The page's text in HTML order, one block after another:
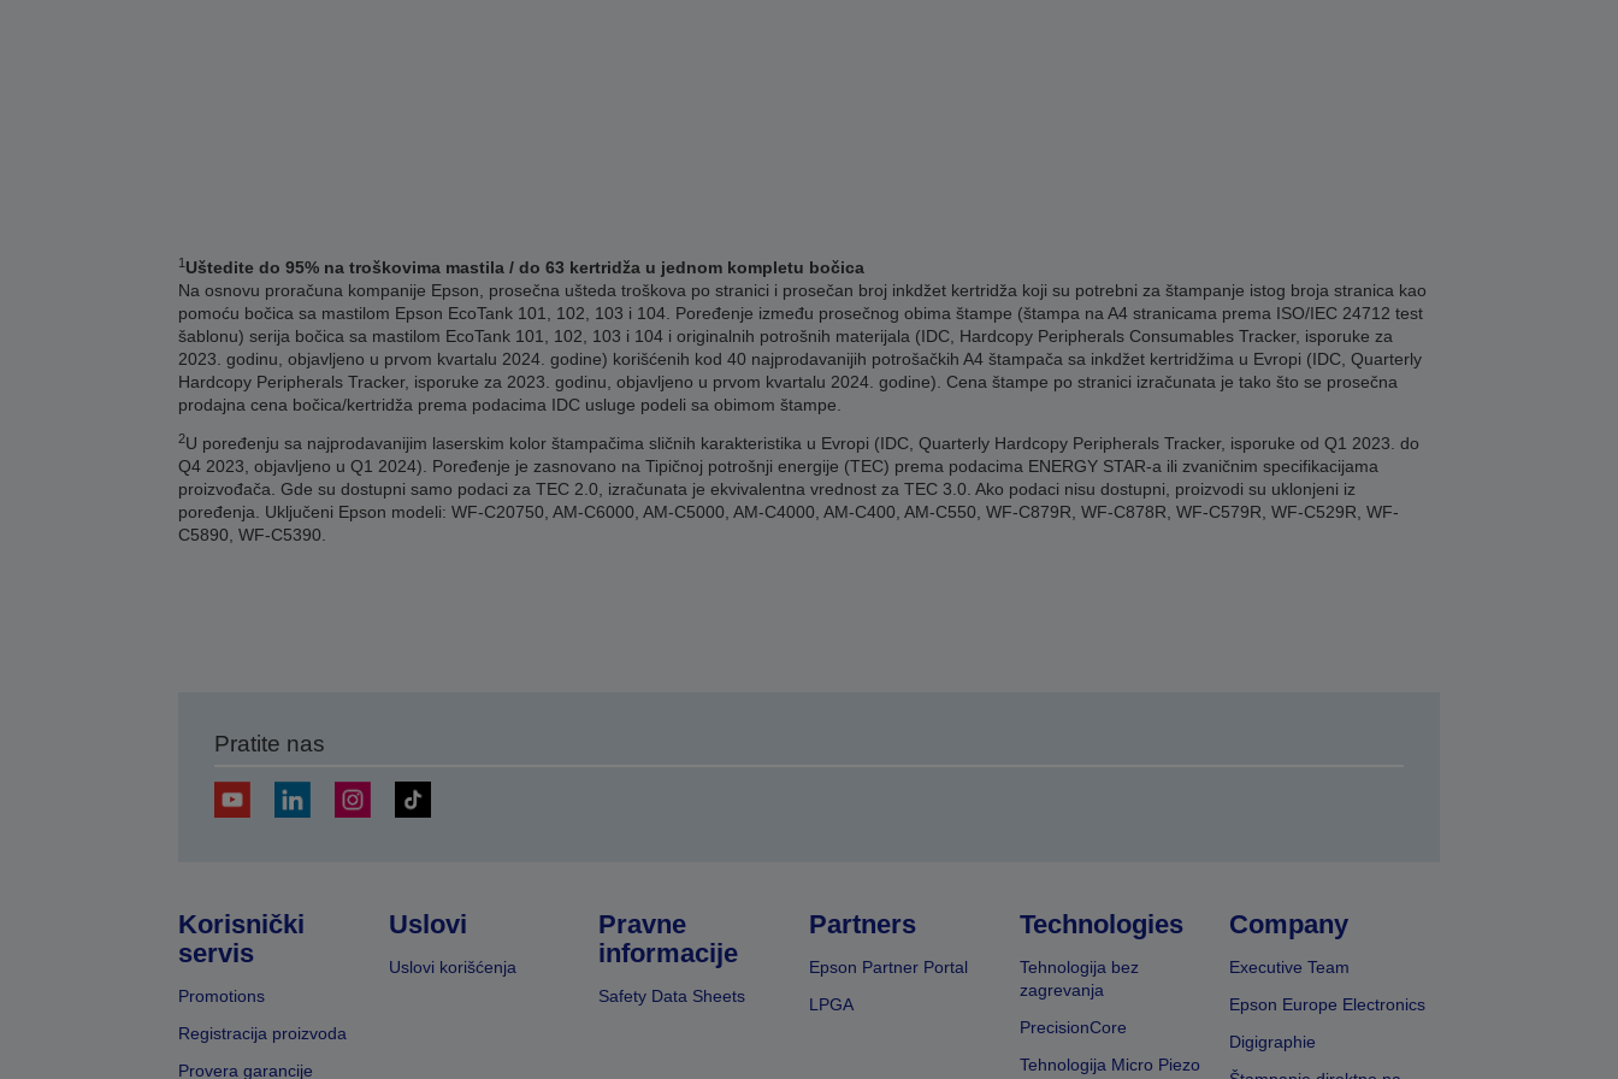
1Uštedite do 95% na troškovima mastila / do 63 kertridža u jednom kompletu bočica
Na osnovu proračuna kompanije Epson, prosečna ušteda troškova po stranici i prosečan broj inkdžet kertridža koji su potrebni za štampanje istog broja stranica kao
pomoću bočica sa mastilom Epson EcoTank 101, 102, 103 i 104. Poređenje između prosečnog obima štampe (štampa na A4 stranicama prema ISO/IEC 24712 test
šablonu) serija bočica sa mastilom EcoTank 101, 102, 103 i 104 i originalnih potrošnih materijala (IDC, Hardcopy Peripherals Consumables Tracker, isporuke za
2023. godinu, objavljeno u prvom kvartalu 2024. godine) korišćenih kod 40 najprodavanijih potrošačkih A4 štampača sa inkdžet kertridžima u Evropi (IDC, Quarterly
Hardcopy Peripherals Tracker, isporuke za 2023. godinu, objavljeno u prvom kvartalu 2024. godine). Cena štampe po stranici izračunata je tako što se prosečna
prodajna cena bočica/kertridža prema podacima IDC usluge podeli sa obimom štampe.
2U poređenju sa najprodavanijim laserskim kolor štampačima sličnih karakteristika u Evropi (IDC, Quarterly Hardcopy Peripherals Tracker, isporuke od Q1 2023. do
Q4 2023, objavljeno u Q1 2024). Poređenje je zasnovano na Tipičnoj potrošnji energije (TEC) prema podacima ENERGY STAR-a ili zvaničnim specifikacijama
proizvođača. Gde su dostupni samo podaci za TEC 2.0, izračunata je ekvivalentna vrednost za TEC 3.0. Ako podaci nisu dostupni, proizvodi su uklonjeni iz
poređenja. Uključeni Epson modeli: WF-C20750, AM-C6000, AM-C5000, AM-C4000, AM-C400, AM-C550, WF-C879R, WF-C878R, WF-C579R, WF-C529R, WF-
C5890, WF-C5390.
Pratite nas
Korisnički
servis
Promotions
Registracija proizvoda
Provera garancije
Uslovi
Uslovi korišćenja
Pravne
informacije
Safety Data Sheets
Partners
Epson Partner Portal
LPGA
Technologies
Tehnologija bez
zagrevanja
PrecisionCore
Tehnologija Micro Piezo
Company
Executive Team
Epson Europe Electronics
Digigraphie